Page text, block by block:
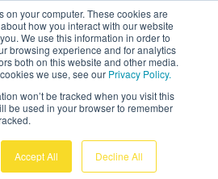
on your computer. These cookies are
how you interact with our website
We use this information in order to
browsing experience and for analytics
both on this website and other media.
we use, see our Privacy Policy.
won’t be tracked when you visit this
be used in your browser to remember
Accept All Decline All